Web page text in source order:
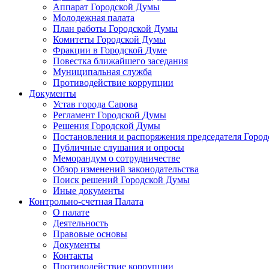
Аппарат Городской Думы
Молодежная палата
План работы Городской Думы
Комитеты Городской Думы
Фракции в Городской Думе
Повестка ближайшего заседания
Муниципальная служба
Противодействие коррупции
Документы
Устав города Сарова
Регламент Городской Думы
Решения Городской Думы
Постановления и распоряжения председателя
Публичные слушания и опросы
Меморандум о сотрудничестве
Обзор изменений законодательства
Поиск решений Городской Думы
Иные документы
Контрольно-счетная Палата
О палате
Деятельность
Правовые основы
Документы
Контакты
Противодействие коррупции